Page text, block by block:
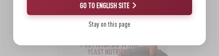
GO TO ENGLISH SITE
Stay on this page